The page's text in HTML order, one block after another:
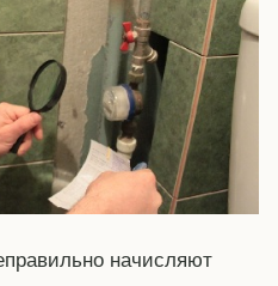
начисляют